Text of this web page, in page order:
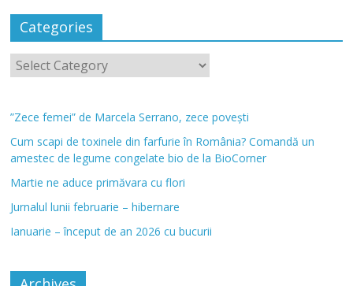
Categories
”Zece femei” de Marcela Serrano, zece povești
Cum scapi de toxinele din farfurie în România? Comandă un
amestec de legume congelate bio de la BioCorner
Martie ne aduce primăvara cu flori
Jurnalul lunii februarie – hibernare
Ianuarie – început de an 2026 cu bucurii